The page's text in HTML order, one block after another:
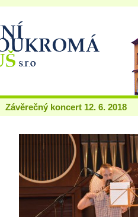
Závěrečný koncert 12. 6. 2018